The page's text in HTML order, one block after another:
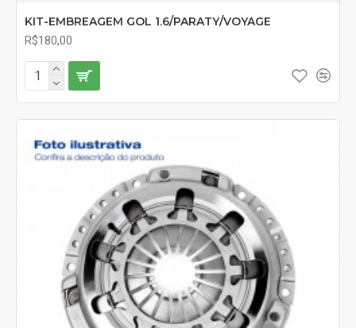
KIT-EMBREAGEM GOL 1.6/PARATY/VOYAGE
R$180,00